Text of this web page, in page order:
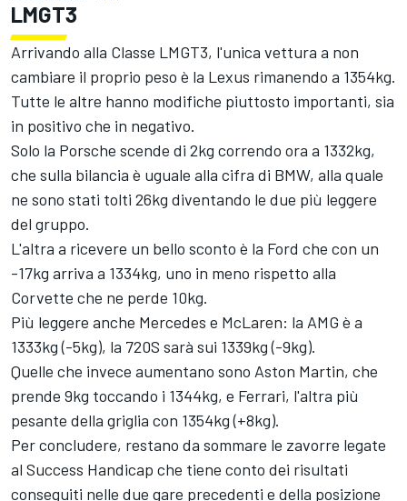
LMGT3
Arrivando alla Classe LMGT3, l'unica vettura a non
cambiare il proprio peso è la Lexus rimanendo a 1354kg.
Tutte le altre hanno modifiche piuttosto importanti, sia
in positivo che in negativo.
Solo la Porsche scende di 2kg correndo ora a 1332kg,
che sulla bilancia è uguale alla cifra di BMW, alla quale
ne sono stati tolti 26kg diventando le due più leggere
del gruppo.
L'altra a ricevere un bello sconto è la Ford che con un
-17kg arriva a 1334kg, uno in meno rispetto alla
Corvette che ne perde 10kg.
Più leggere anche Mercedes e McLaren: la AMG è a
1333kg (-5kg), la 720S sarà sui 1339kg (-9kg).
Quelle che invece aumentano sono Aston Martin, che
prende 9kg toccando i 1344kg, e Ferrari, l'altra più
pesante della griglia con 1354kg (+8kg).
Per concludere, restano da sommare le zavorre legate
al Success Handicap che tiene conto dei risultati
conseguiti nelle due gare precedenti e della posizione